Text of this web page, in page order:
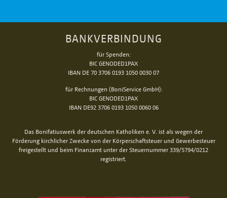
BANKVERBINDUNG
für Spenden:
BIC GENODED1PAX
IBAN DE 70 3706 0193 1050 0030 07
für Rechnungen (BoniService GmbH):
BIC GENODED1PAX
IBAN DE92 3706 0193 1050 0060 06
Das Bonifatiuswerk der deutschen Katholiken e. V. ist als wegen der
Förderung kirchlicher Zwecke von der Körperschaftsteuer und Gewerbesteuer
freigestellt und beim Finanzamt unter der Steuernummer 339/5794/0212
registriert.